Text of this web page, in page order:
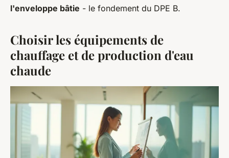
l'enveloppe bâtie - le fondement du DPE B.
Choisir les équipements de
chauffage et de production d'eau
chaude